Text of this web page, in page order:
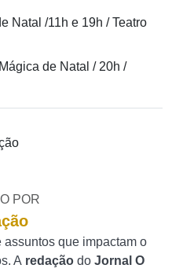
Natal /11h e 19h / Teatro
de Natal / 20h /
POR
que impactam o
A redação do Jornal O